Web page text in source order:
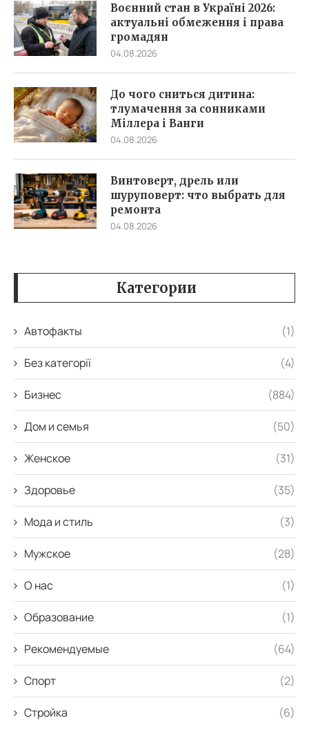
Воєнний стан в Україні 2026:
актуальні обмеження і права
громадян
04.08.2026
До чого сниться дитина:
тлумачення за сонниками
Міллера і Ванги
04.08.2026
Винтоверт, дрель или
шуруповерт: что выбрать для
ремонта
04.08.2026
Категории
Автофакты (1)
Без категорії (4)
Бизнес (884)
Дом и семья (50)
Женское (31)
Здоровье (35)
Мода и стиль (3)
Мужское (28)
О нас (1)
Образование (1)
Рекомендуемые (64)
Спорт (2)
Стройка (6)